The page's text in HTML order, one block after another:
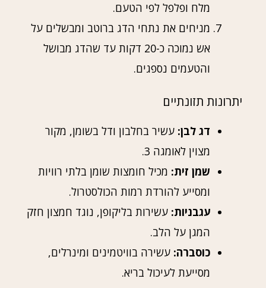
מלח ופלפל לפי הטעם.
מניחים את נתחי הדג ברוטב ומבשלים על
אש נמוכה כ-20 דקות עד שהדג מבושל
והטעמים נספגים.
יתרונות תזונתיים
דג לבן: עשיר בחלבון ודל בשומן, מקור
מצוין לאומגה 3.
שמן זית: מכיל חומצות שומן בלתי רוויות
ומסייע להורדת רמות הכולסטרול.
עגבניות: עשירות בליקופן, נוגד חמצון חזק
המגן על הלב.
כוסברה: עשירה בוויטמינים ומינרלים,
מסייעת לעיכול בריא.